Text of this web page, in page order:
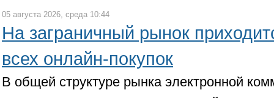
05 августа 2026, среда 10:44
На заграничный рынок
всех онлайн-покупок
В общей структуре рынка электронной